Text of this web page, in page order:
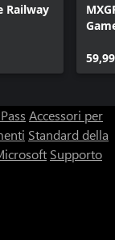
Railway
Accessori per
Standard della
Supporto